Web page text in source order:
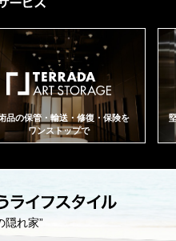
品の保管・輸送・修復・保険を
ワンストップで
隠れ家”